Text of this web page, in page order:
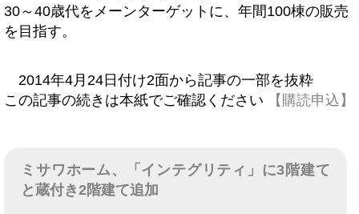
30～40歳代をメーンターゲットに、年間100棟の販売
を目指す。
2014年4月24日付け2面から記事の一部を抜粋
この記事の続きは本紙でご確認ください
【購読申込】
ミサワホーム、「インテグリティ」に3階建て
と蔵付き2階建て追加